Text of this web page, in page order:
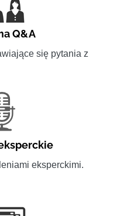
Q&A
się pytania z
eksperckimi.